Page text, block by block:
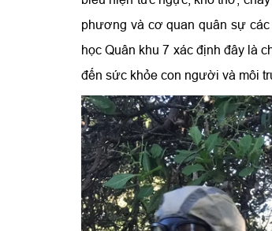
phương và cơ quan quân sự
học Quân khu 7 xác định đây là
đến sức khỏe con người và môi